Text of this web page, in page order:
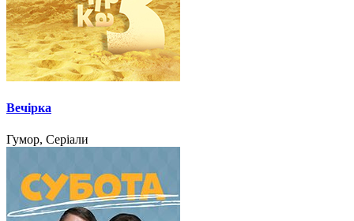
Вечірка
Гумор, Серіали